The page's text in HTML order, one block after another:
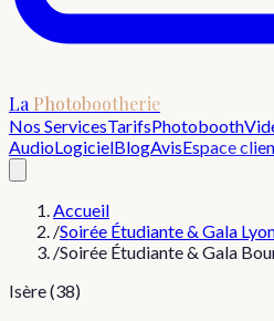
La Photobootherie
Nos ServicesTarifsPhotobooth
AudioLogicielBlogAvisEspace
Accueil
/Soirée Étudiante & Gala
/Soirée Étudiante & Gala
Isère (38)